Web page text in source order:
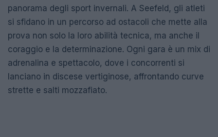
panorama degli sport invernali. A Seefeld, gli atleti
si sfidano in un percorso ad ostacoli che mette alla
prova non solo la loro abilità tecnica, ma anche il
coraggio e la determinazione. Ogni gara è un mix di
adrenalina e spettacolo, dove i concorrenti si
lanciano in discese vertiginose, affrontando curve
strette e salti mozzafiato.